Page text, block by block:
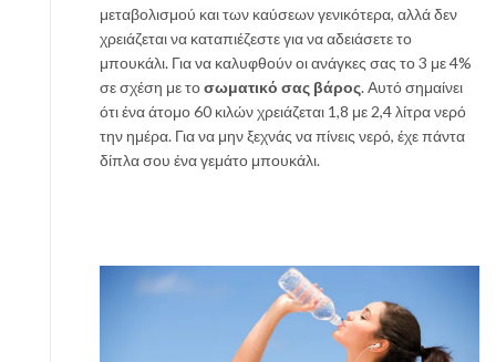
μεταβολισμού και των καύσεων γενικότερα, αλλά δεν
χρειάζεται να καταπιέζεστε για να αδειάσετε το
μπουκάλι. Για να καλυφθούν οι ανάγκες σας το 3 με 4%
σε σχέση με τοσωματικό σας βάρος. Αυτό σημαίνει
ότι ένα άτομο 60 κιλών χρειάζεται 1,8 με 2,4 λίτρα νερό
την ημέρα. Για να μην ξεχνάς να πίνεις νερό, έχε πάντα
δίπλα σου ένα γεμάτο μπουκάλι.